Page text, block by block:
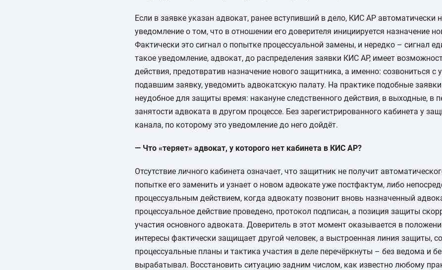
Если в заявке указан адвокат, ранее вступивший в дело, КИС АР автоматически
уведомление о том, что в отношении его доверителя инициируется назначение
Фактически это сигнал о попытке процессуальной замены, и нередко – сигнал
такое уведомление, адвокат, до распределения заявки КИС АР, имеет
действия, предотвратив назначение нового защитника, а именно: созвониться
подавшим заявку, уведомить адвокатскую палату. На практике подобные
неудобное для защиты время: накануне следственного действия, в выходные, в
занятости адвоката в другом процессе. Без зарегистрированного кабинета у
канала, по которому это уведомление до него дойдёт.
— Что «теряет» адвокат, у которого нет кабинета в КИС АР?
Отсутствие личного кабинета означает, что защитник не получит
попытке его заменить и узнает о новом адвокате уже постфактум, либо
процессуальным действием, когда адвокату позвонит вновь назначенный
процессуальное действие проведено, протокол подписан, а позиция защиты
участия основного адвоката. Доверитель в этот момент оказывается в
интересы фактически защищает другой человек, а выстроенная линия защиты,
процессуальные планы и тактика участия в деле перечёркнуты – без ведома и
вырабатывал. Восстановить ситуацию задним числом, как известно любому